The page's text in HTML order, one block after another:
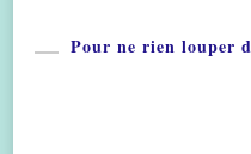
Pour ne rien louper